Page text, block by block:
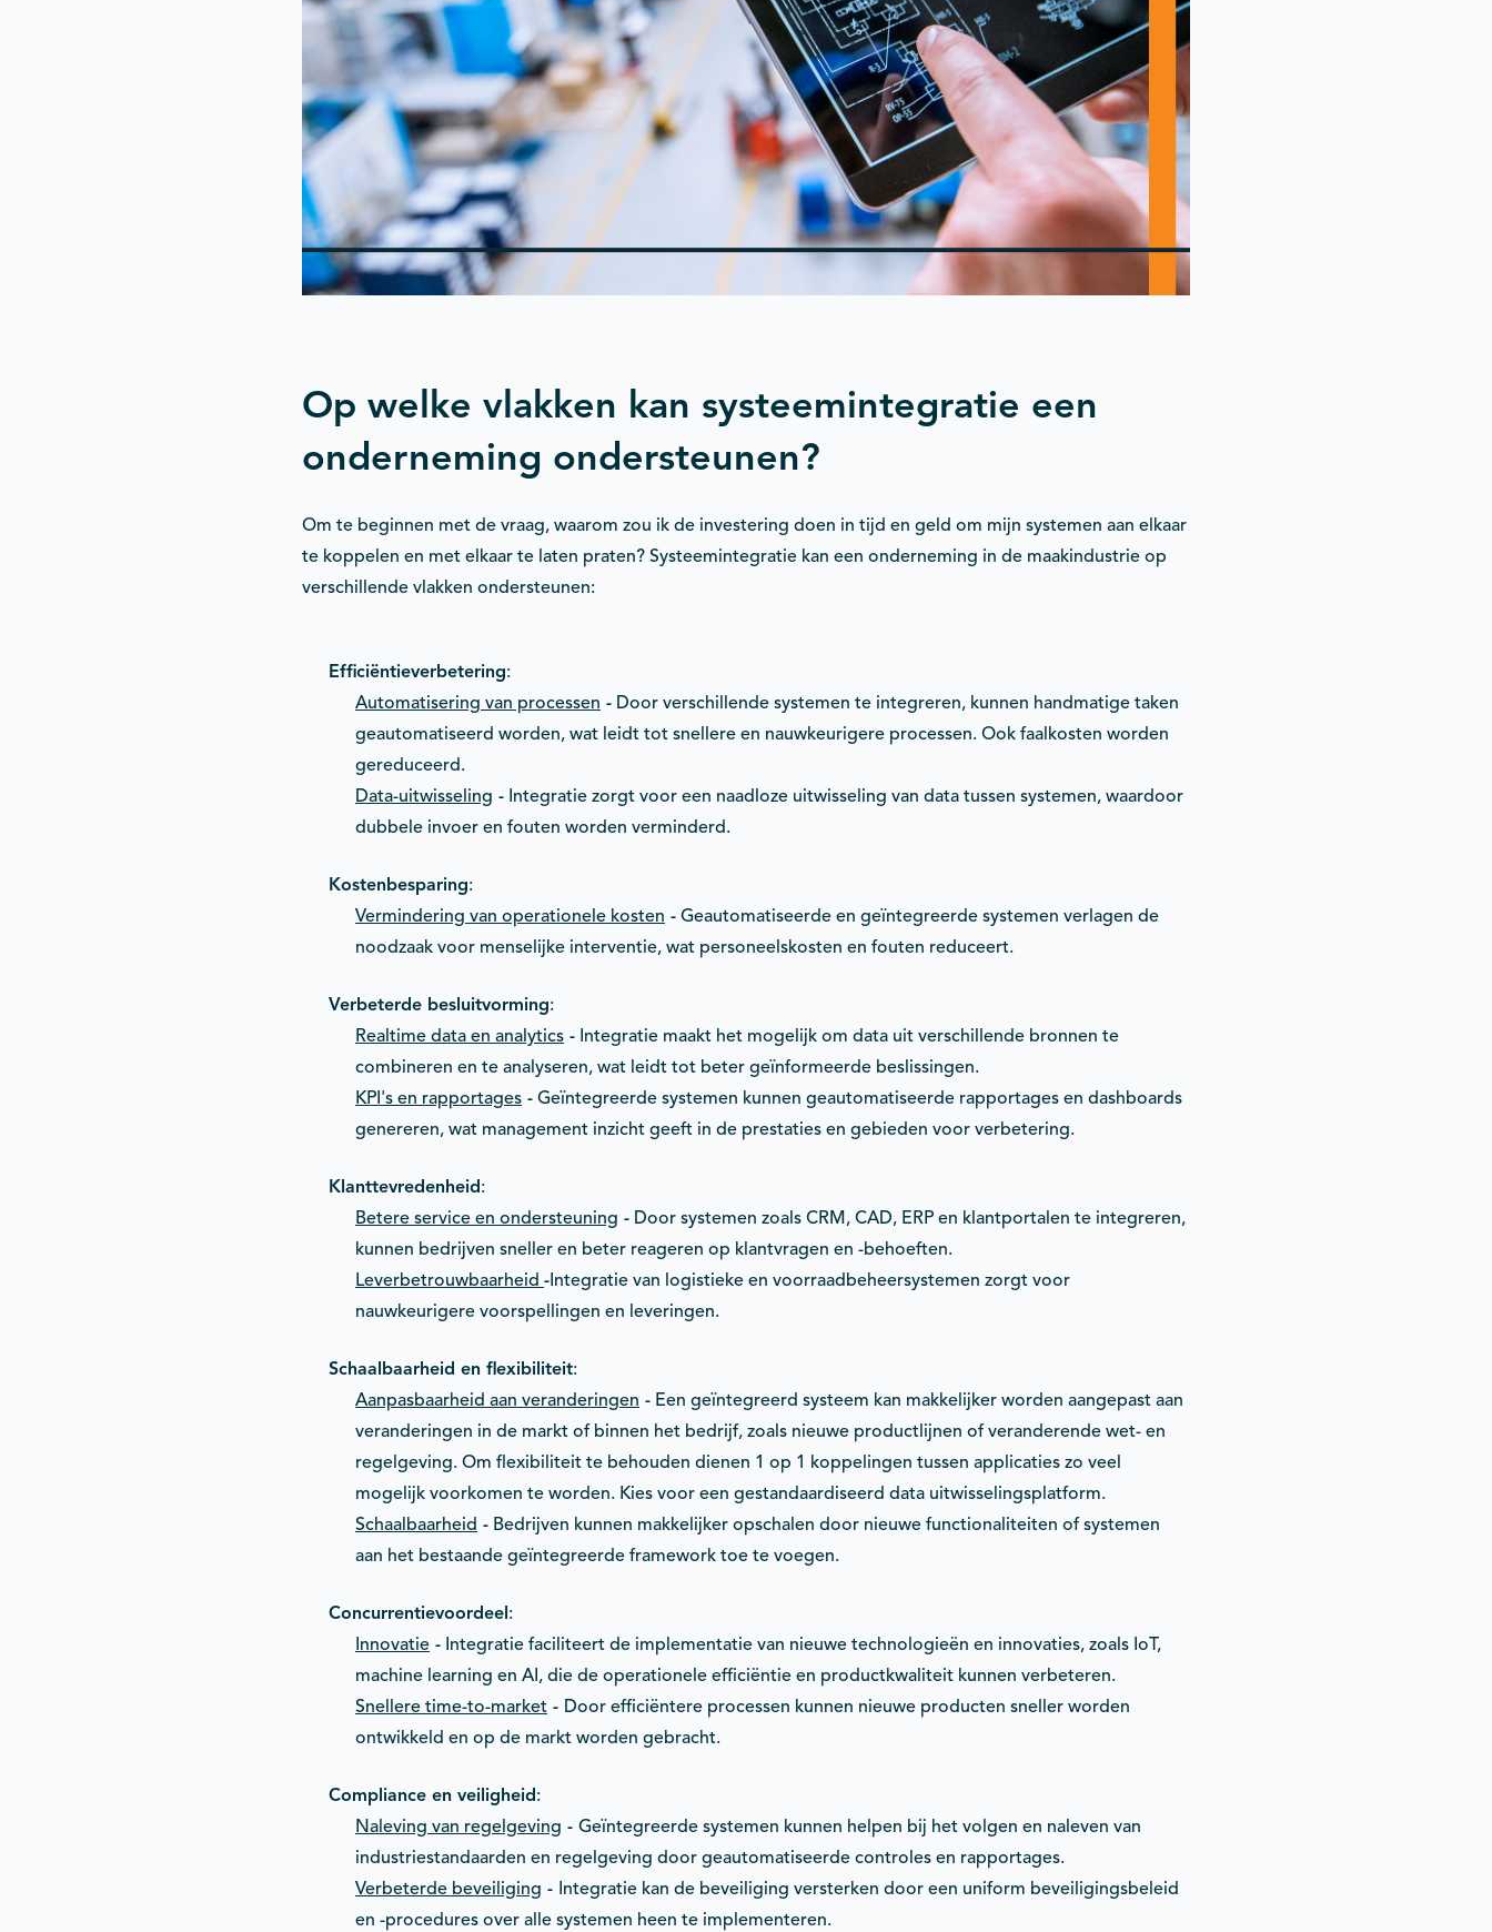
Op welke vlakken kan systeemintegratie een
onderneming ondersteunen?
Om te beginnen met de vraag, waarom zou ik de investering doen in tijd en geld om mijn systemen aan elkaar
te koppelen en met elkaar te laten praten? Systeemintegratie kan een onderneming in de maakindustrie op
verschillende vlakken ondersteunen:
Efficiëntieverbetering:
Automatisering van processen - Door verschillende systemen te integreren, kunnen handmatige taken
geautomatiseerd worden, wat leidt tot snellere en nauwkeurigere processen. Ook faalkosten worden
gereduceerd.
Data-uitwisseling - Integratie zorgt voor een naadloze uitwisseling van data tussen systemen, waardoor
dubbele invoer en fouten worden verminderd.
Kostenbesparing:
Vermindering van operationele kosten - Geautomatiseerde en geïntegreerde systemen verlagen de
noodzaak voor menselijke interventie, wat personeelskosten en fouten reduceert.
Verbeterde besluitvorming:
Realtime data en analytics - Integratie maakt het mogelijk om data uit verschillende bronnen te
combineren en te analyseren, wat leidt tot beter geïnformeerde beslissingen.
KPI's en rapportages - Geïntegreerde systemen kunnen geautomatiseerde rapportages en dashboards
genereren, wat management inzicht geeft in de prestaties en gebieden voor verbetering.
Klanttevredenheid:
Betere service en ondersteuning - Door systemen zoals CRM, CAD, ERP en klantportalen te integreren,
kunnen bedrijven sneller en beter reageren op klantvragen en -behoeften.
Leverbetrouwbaarheid -Integratie van logistieke en voorraadbeheersystemen zorgt voor
nauwkeurigere voorspellingen en leveringen.
Schaalbaarheid en flexibiliteit:
Aanpasbaarheid aan veranderingen - Een geïntegreerd systeem kan makkelijker worden aangepast aan
veranderingen in de markt of binnen het bedrijf, zoals nieuwe productlijnen of veranderende wet- en
regelgeving. Om flexibiliteit te behouden dienen 1 op 1 koppelingen tussen applicaties zo veel
mogelijk voorkomen te worden. Kies voor een gestandaardiseerd data uitwisselingsplatform.
Schaalbaarheid - Bedrijven kunnen makkelijker opschalen door nieuwe functionaliteiten of systemen
aan het bestaande geïntegreerde framework toe te voegen.
Concurrentievoordeel:
Innovatie - Integratie faciliteert de implementatie van nieuwe technologieën en innovaties, zoals IoT,
machine learning en AI, die de operationele efficiëntie en productkwaliteit kunnen verbeteren.
Snellere time-to-market - Door efficiëntere processen kunnen nieuwe producten sneller worden
ontwikkeld en op de markt worden gebracht.
Compliance en veiligheid:
Naleving van regelgeving - Geïntegreerde systemen kunnen helpen bij het volgen en naleven van
industriestandaarden en regelgeving door geautomatiseerde controles en rapportages.
Verbeterde beveiliging - Integratie kan de beveiliging versterken door een uniform beveiligingsbeleid
en -procedures over alle systemen heen te implementeren.